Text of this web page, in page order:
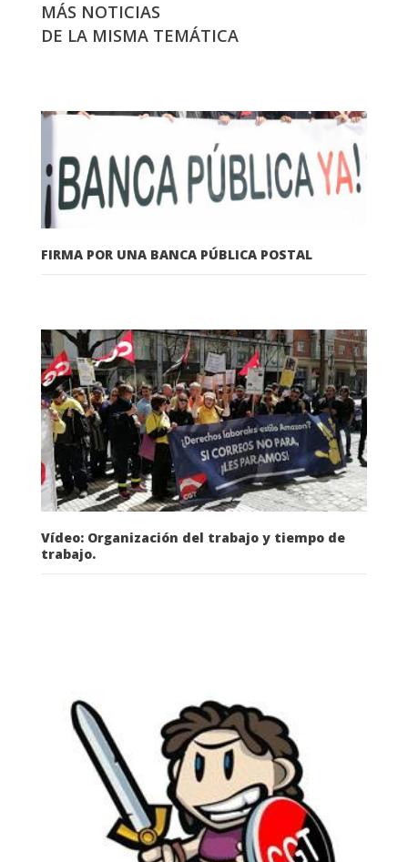
MÁS NOTICIAS
DE LA MISMA TEMÁTICA
FIRMA POR UNA BANCA PÚBLICA POSTAL
Vídeo: Organización del trabajo y tiempo de
trabajo.